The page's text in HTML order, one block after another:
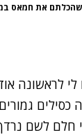
את חמאס
לי לראשונה
כסילים
חלם לשם